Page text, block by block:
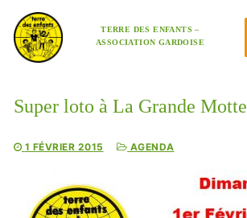
contenu
TERRE DES ENFANTS –
ASSOCIATION GARDOISE
Super loto à La Grande Motte
1 FÉVRIER 2015 AGENDA